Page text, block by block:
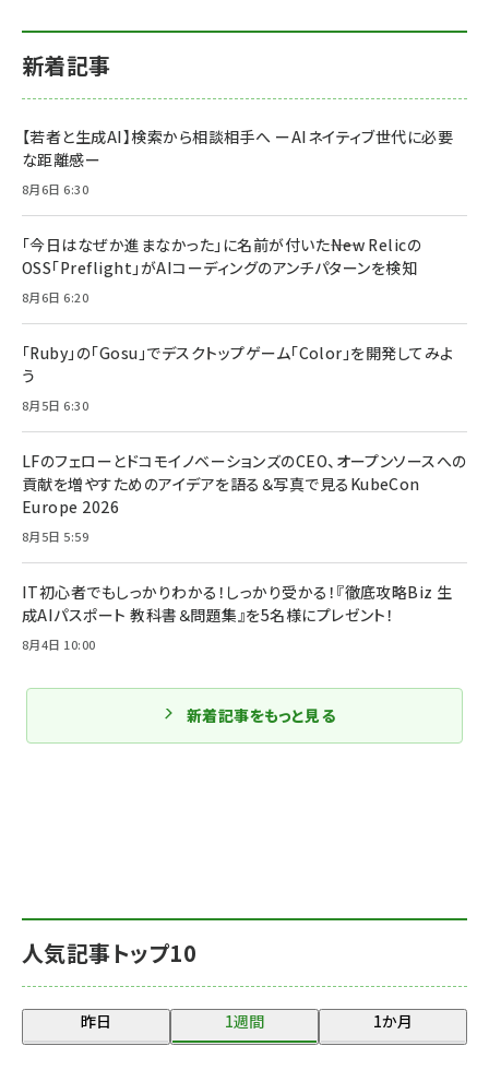
人気記事トップ10
昨日 1週間 1か月
新着記事
【若者と生成AI】検索から相談相手へ ーAIネイティブ世代に必要
な距離感ー
8月6日 6:30
「今日はなぜか進まなかった」に名前が付いた――New Relicの
OSS「Preflight」がAIコーディングのアンチパターンを検知
8月6日 6:20
「Ruby」の「Gosu」でデスクトップゲーム「Color」を開発してみよ
う
8月5日 6:30
LFのフェローとドコモイノベーションズのCEO、オープンソースへの
貢献を増やすためのアイデアを語る＆写真で見るKubeCon
Europe 2026
8月5日 5:59
IT初心者でもしっかりわかる！しっかり受かる！『徹底攻略Biz 生
成AIパスポート 教科書＆問題集』を5名様にプレゼント！
8月4日 10:00
新着記事をもっと見る